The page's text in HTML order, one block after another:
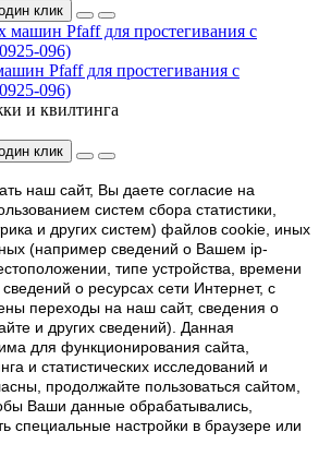
клик
Pfaff для простегивания с
096)
и квилтинга
клик
наш cайт, Вы даете согласие на
систем сбора статистики,
и других систем) файлов cookie, иных
(например сведений о Вашем ip-
типе устройства, времени
о ресурсах сети Интернет, с
переходы на наш сайт, сведения о
и других сведений). Данная
для функционирования сайта,
и статистических исследований и
продолжайте пользоваться сайтом,
Ваши данные обрабатывались,
специальные настройки в браузере или